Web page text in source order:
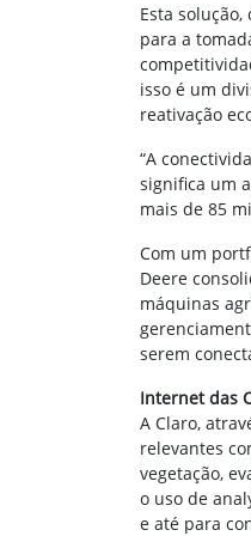
Esta
para a
isso é um
reativação
“A
significa um
mais de 85
Com um
Deere
máquinas
serem
Internet das
A Claro,
relevantes
vegetação,
o uso de
e até para